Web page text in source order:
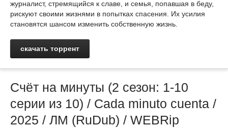
журналист, стремящийся к славе, и семья, попавшая в беду,
рискуют своими жизнями в попытках спасения. Их усилия
становятся шансом изменить собственную жизнь.
скачать торрент
Счёт на минуты (2 сезон: 1-10
серии из 10) / Cada minuto cuenta /
2025 / ЛМ (RuDub) / WEBRip